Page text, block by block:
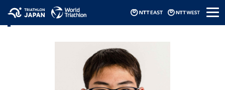
メ
ニ
選手情報